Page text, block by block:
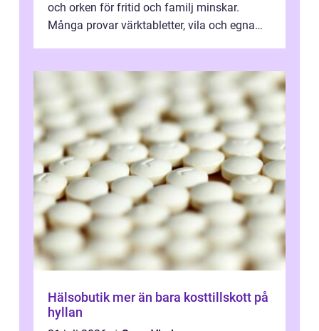
och orken för fritid och familj minskar.
Många provar värktabletter, vila och egna
Hälsobutik mer än bara kosttillskott på
hyllan